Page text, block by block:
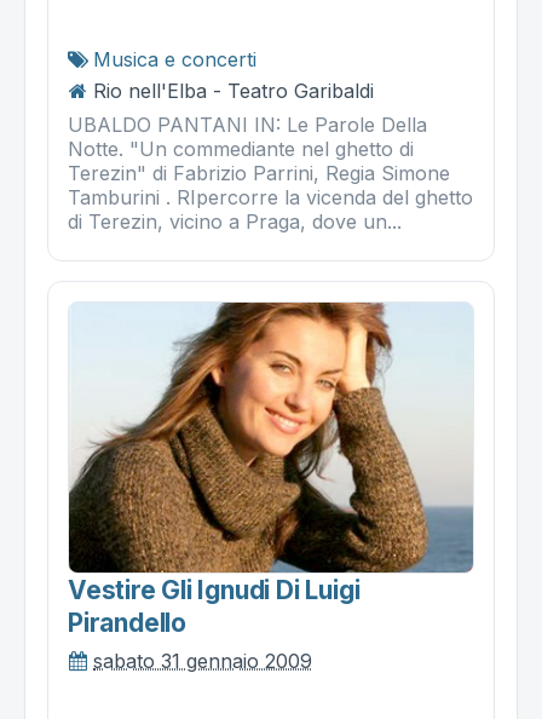
Musica e concerti
Rio nell'Elba - Teatro Garibaldi
UBALDO PANTANI IN: Le Parole Della
Notte. "Un commediante nel ghetto di
Terezin" di Fabrizio Parrini, Regia Simone
Tamburini . RIpercorre la vicenda del ghetto
di Terezin, vicino a Praga, dove un...
Vestire Gli Ignudi Di Luigi
Pirandello
sabato 31 gennaio 2009